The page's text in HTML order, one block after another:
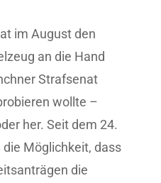
im August den
an die Hand
Strafsenat
wollte –
her. Seit dem 24.
Möglichkeit, dass
die